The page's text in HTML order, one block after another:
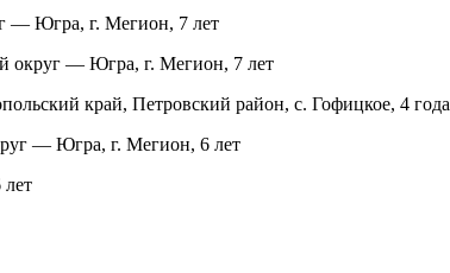
— Югра, г. Мегион, 7 лет
округ — Югра, г. Мегион, 7 лет
край, Петровский район, с. Гофицкое, 4 года
— Югра, г. Мегион, 6 лет